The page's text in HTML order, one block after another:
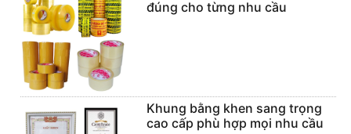
đúng cho từng nhu cầu
Khung bằng khen sang trọng
cao cấp phù hợp mọi nhu cầu